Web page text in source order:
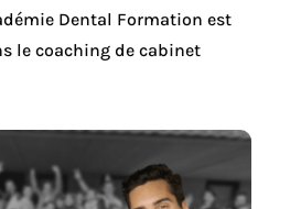
Dental Formation est
le coaching de cabinet